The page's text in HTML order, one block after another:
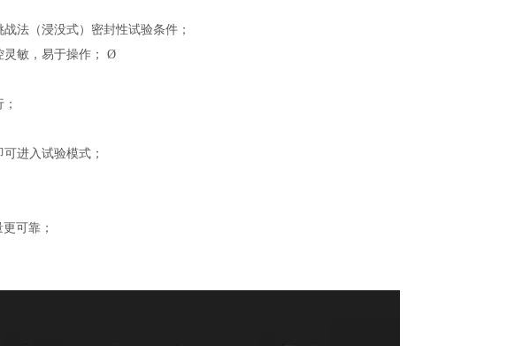
战法 （浸没式）密封性试验条件 ；
灵敏，易于操作； Ø
进入试验模式；
可靠；